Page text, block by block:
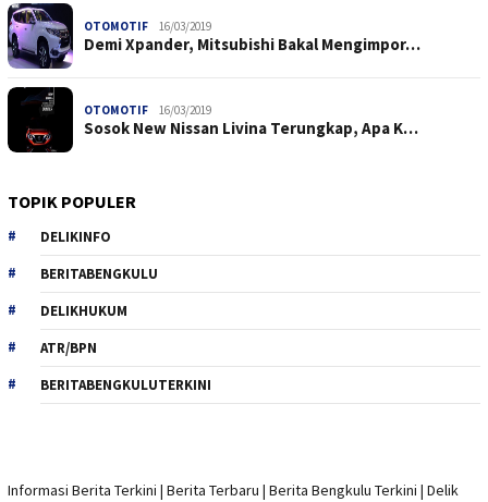
OTOMOTIF 16/03/2019
Demi Xpander, Mitsubishi Bakal Mengimpor…
OTOMOTIF 16/03/2019
Sosok New Nissan Livina Terungkap, Apa K…
TOPIK POPULER
DELIKINFO
BERITABENGKULU
DELIKHUKUM
ATR/BPN
BERITABENGKULUTERKINI
Informasi Berita Terkini | Berita Terbaru | Berita Bengkulu Terkini | Delik